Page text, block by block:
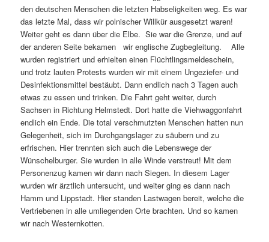
den deutschen Menschen die letzten Habseligkeiten weg. Es war
das letzte Mal, dass wir polnischer Willkür ausgesetzt waren!
Weiter geht es dann über die Elbe. Sie war die Grenze, und auf
der anderen Seite bekamen wir englische Zugbegleitung. Alle
wurden registriert und erhielten einen Flüchtlingsmeldeschein,
und trotz lauten Protests wurden wir mit einem Ungeziefer- und
Desinfektionsmittel bestäubt. Dann endlich nach 3 Tagen auch
etwas zu essen und trinken. Die Fahrt geht weiter, durch
Sachsen in Richtung Helmstedt. Dort hatte die Viehwaggonfahrt
endlich ein Ende. Die total verschmutzten Menschen hatten nun
Gelegenheit, sich im Durchgangslager zu säubern und zu
erfrischen. Hier trennten sich auch die Lebenswege der
Wünschelburger. Sie wurden in alle Winde verstreut! Mit dem
Personenzug kamen wir dann nach Siegen. In diesem Lager
wurden wir ärztlich untersucht, und weiter ging es dann nach
Hamm und Lippstadt. Hier standen Lastwagen bereit, welche die
Vertriebenen in alle umliegenden Orte brachten. Und so kamen
wir nach Westernkotten.